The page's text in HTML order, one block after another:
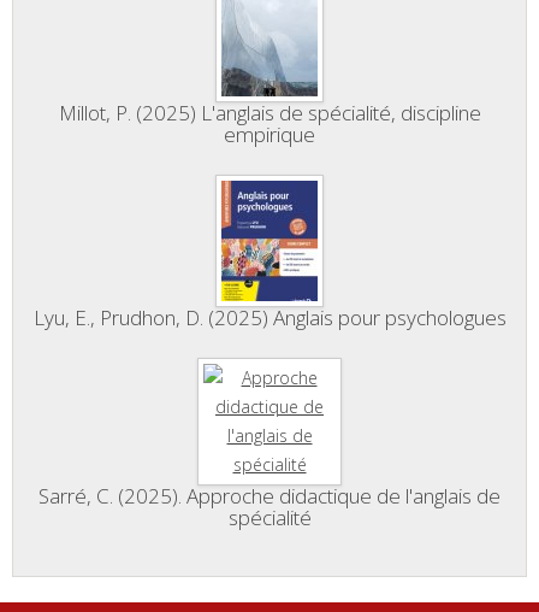
Millot, P. (2025) L'anglais de spécialité, discipline
empirique
Lyu, E., Prudhon, D. (2025) Anglais pour psychologues
Sarré, C. (2025). Approche didactique de l'anglais de
spécialité